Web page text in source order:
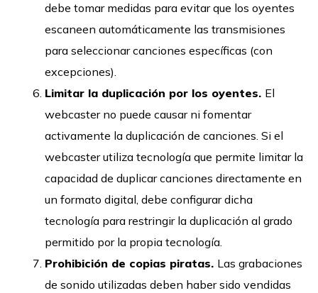
debe tomar medidas para evitar que los oyentes
escaneen automáticamente las transmisiones
para seleccionar canciones específicas (con
excepciones).
Limitar la duplicación por los oyentes. El
webcaster no puede causar ni fomentar
activamente la duplicación de canciones. Si el
webcaster utiliza tecnología que permite limitar la
capacidad de duplicar canciones directamente en
un formato digital, debe configurar dicha
tecnología para restringir la duplicación al grado
permitido por la propia tecnología.
Prohibición de copias piratas. Las grabaciones
de sonido utilizadas deben haber sido vendidas